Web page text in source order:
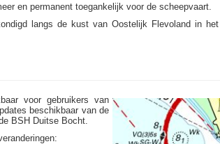
en permanent toegankelijk voor de scheepvaart.
langs de kust van Oostelijk Flevoland in
voor gebruikers van
beschikbaar van de
BSH Duitse Bocht.